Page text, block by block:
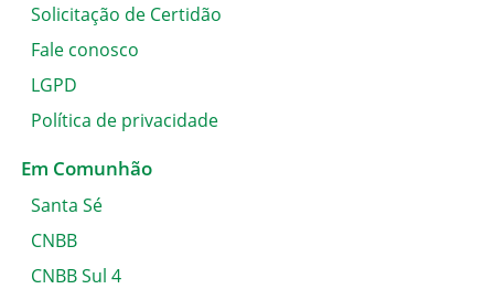
Solicitação de Certidão
Fale conosco
LGPD
Política de privacidade
Em Comunhão
Santa Sé
CNBB
CNBB Sul 4